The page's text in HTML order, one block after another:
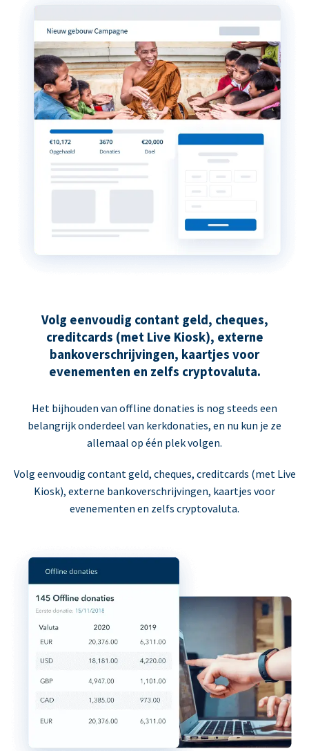
Volg eenvoudig contant geld, cheques,
creditcards (met Live Kiosk), externe
bankoverschrijvingen, kaartjes voor
evenementen en zelfs cryptovaluta.
Het bijhouden van offline donaties is nog steeds een
belangrijk onderdeel van kerkdonaties, en nu kun je ze
allemaal op één plek volgen.
Volg eenvoudig contant geld, cheques, creditcards (met Live
Kiosk), externe bankoverschrijvingen, kaartjes voor
evenementen en zelfs cryptovaluta.